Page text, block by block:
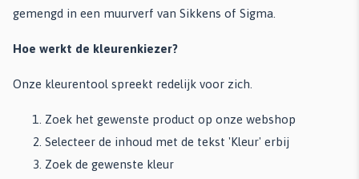
gemengd in een muurverf van Sikkens of Sigma.
Hoe werkt de kleurenkiezer?
Onze kleurentool spreekt redelijk voor zich.
Zoek het gewenste product op onze webshop
Selecteer de inhoud met de tekst 'Kleur' erbij
Zoek de gewenste kleur